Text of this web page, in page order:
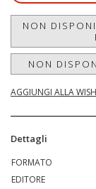
NON
NON
AGGIUNGI ALLA
Dettagli
FORMATO
EDITORE